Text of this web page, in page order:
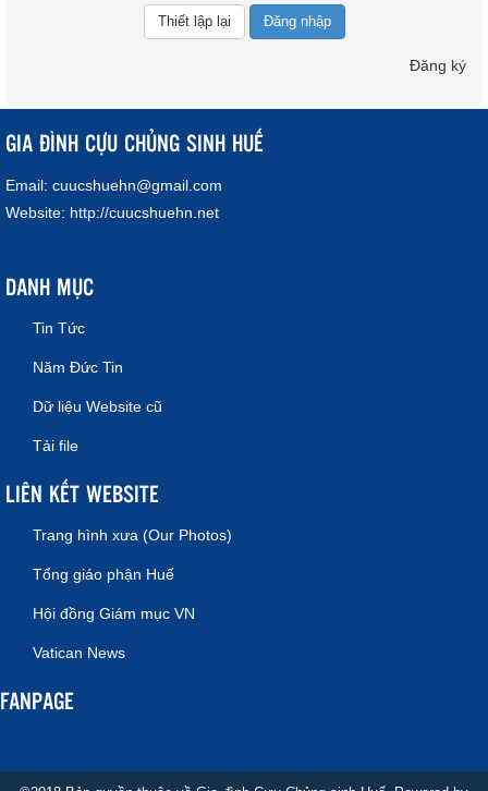
Đăng nhập
Đăng ký
GIA ĐÌNH CỰU CHỦNG SINH HUẾ
Email: cuucshuehn@gmail.com
Website: http://cuucshuehn.net
DANH MỤC
Tin Tức
Năm Đức Tin
Dữ liệu Website cũ
Tải file
LIÊN KẾT WEBSITE
Trang hình xưa (Our Photos)
Tổng giáo phận Huế
Hội đồng Giám mục VN
Vatican News
FANPAGE